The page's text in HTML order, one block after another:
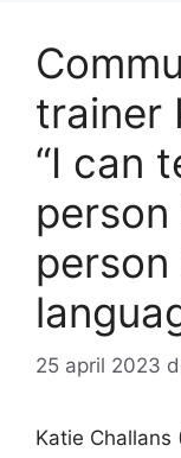
trainer
“I can
25 april 2023
Katie